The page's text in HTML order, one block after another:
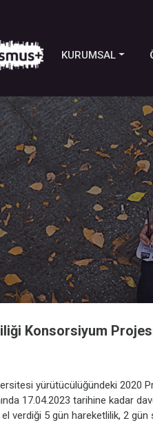
KURUMSAL
Konsorsiyum
yürütücülüğündeki 2020
17.04.2023 tarihine kadar
el verdiği 5 gün hareketlilik, 2